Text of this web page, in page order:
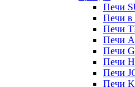
Печи
Печи в
Печи
Печи
Печи
Печи
Печи
Печи